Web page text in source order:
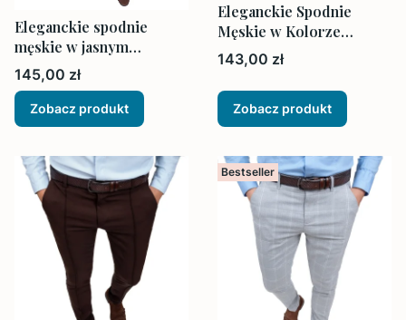
Eleganckie spodnie
męskie w jasnym
odcieniu szarości
Cena
145,00 zł
Zobacz produkt
Eleganckie Spodnie
Męskie w Kolorze
Ciemny Grafit
Cena
143,00 zł
Zobacz produkt
Bestseller